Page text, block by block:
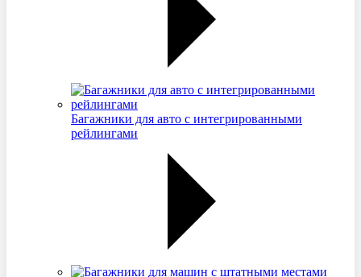
Багажники для авто с интегрированными
рейлингами